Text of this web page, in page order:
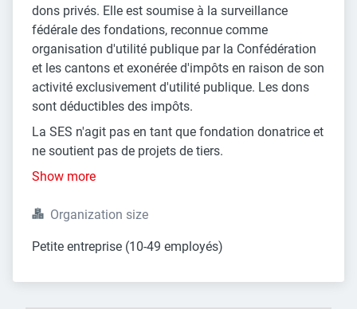
dons privés. Elle est soumise à la surveillance
fédérale des fondations, reconnue comme
organisation d'utilité publique par la Confédération
et les cantons et exonérée d'impôts en raison de son
activité exclusivement d'utilité publique. Les dons
sont déductibles des impôts.
La SES n'agit pas en tant que fondation donatrice et
ne soutient pas de projets de tiers.
Show more
Organization size
Petite entreprise (10-49 employés)